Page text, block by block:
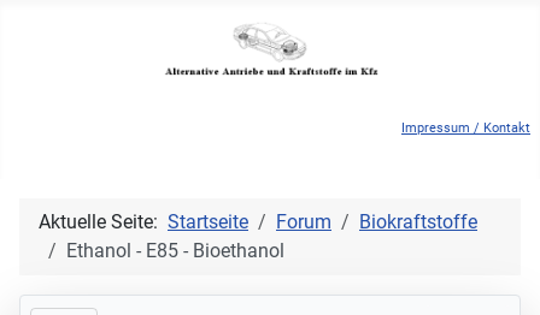
Impressum / Kontakt
Aktuelle Seite: Startseite Forum
Biokraftstoffe
Ethanol - E85 - Bioethanol